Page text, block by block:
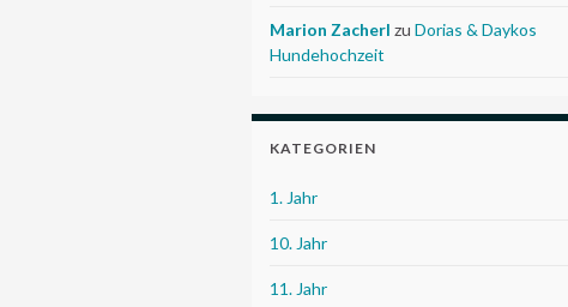
Marion Zacherl zu Dorias & Daykos
Hundehochzeit
KATEGORIEN
1. Jahr
10. Jahr
11. Jahr